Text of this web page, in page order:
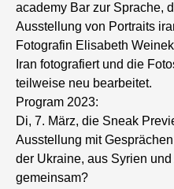
academy Bar zur Sprache,
Ausstellung von Portraits
Fotografin Elisabeth
Iran fotografiert und die
teilweise neu bearbeitet.
Program 2023:
Di, 7. März, die Sneak
Ausstellung mit
der Ukraine, aus Syrien
gemeinsam?